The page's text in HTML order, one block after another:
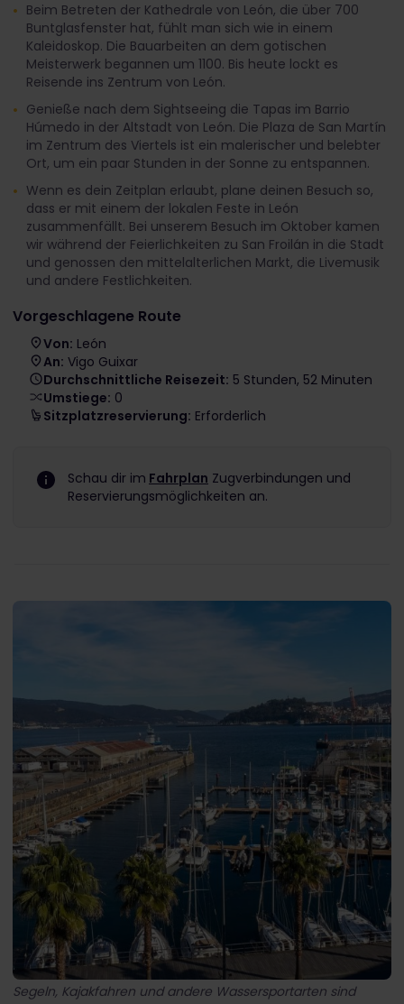
Beim Betreten der Kathedrale von León, die über 700
Buntglasfenster hat, fühlt man sich wie in einem
Kaleidoskop. Die Bauarbeiten an dem gotischen
Meisterwerk begannen um 1100. Bis heute lockt es
Reisende ins Zentrum von León.
Genieße nach dem Sightseeing die Tapas im Barrio
Húmedo in der Altstadt von León. Die Plaza de San Martín
im Zentrum des Viertels ist ein malerischer und belebter
Ort, um ein paar Stunden in der Sonne zu entspannen.
Wenn es dein Zeitplan erlaubt, plane deinen Besuch so,
dass er mit einem der lokalen Feste in León
zusammenfällt. Bei unserem Besuch im Oktober kamen
wir während der Feierlichkeiten zu San Froilán in die Stadt
und genossen den mittelalterlichen Markt, die Livemusik
und andere Festlichkeiten.
Vorgeschlagene Route
Von: León
An: Vigo Guixar
Durchschnittliche Reisezeit: 5 Stunden, 52 Minuten
Umstiege: 0
Sitzplatzreservierung: Erforderlich
Schau dir im Fahrplan Zugverbindungen und
Reservierungsmöglichkeiten an.
Segeln, Kajakfahren und andere Wassersportarten sind